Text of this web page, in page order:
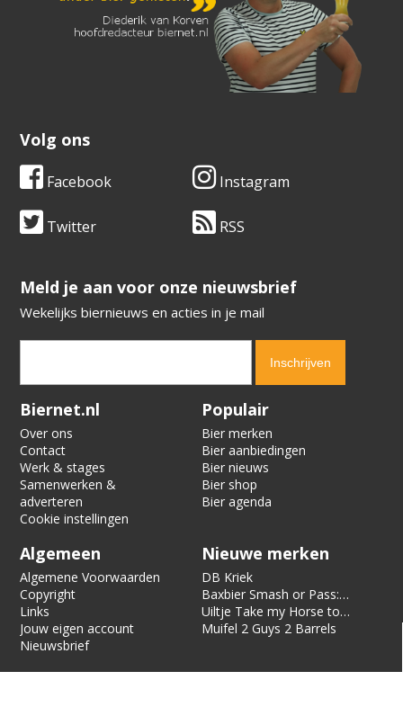
Volg ons
Facebook Instagram
Twitter RSS
​​​​​​​Meld je aan voor onze nieuwsbrief
Wekelijks biernieuws en acties in je mail
Verification code:
Biernet.nl
Over ons
Contact
Werk & stages
Samenwerken &
adverteren
Cookie instellingen
Populair
Bier merken
Bier aanbiedingen
Bier nieuws
Bier shop
Bier agenda
Algemeen
Algemene Voorwaarden
Copyright
Links
Jouw eigen account
Nieuwsbrief
Nieuwe merken
DB Kriek
Baxbier Smash or Pass:
Strata
Uiltje Take my Horse to
the Hotel Room
Muifel 2 Guys 2 Barrels